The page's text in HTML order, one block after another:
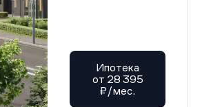
Ипотека
от 28 395
₽/мес.